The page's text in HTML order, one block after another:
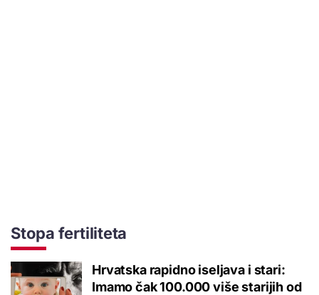
Stopa fertiliteta
Hrvatska rapidno iseljava i stari:
Imamo čak 100.000 više starijih od